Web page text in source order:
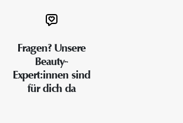
Fragen? Unsere
Beauty-
Expert:innen sind
für dich da